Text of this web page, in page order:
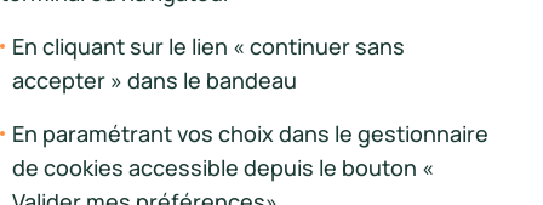
En cliquant sur le lien « continuer sans
accepter » dans le bandeau
En paramétrant vos choix dans le gestionnaire
de cookies accessible depuis le bouton «